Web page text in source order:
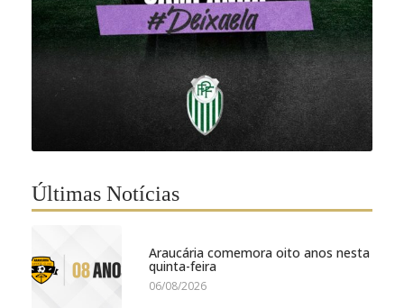
Últimas Notícias
Araucária comemora oito anos nesta
quinta-feira
06/08/2026